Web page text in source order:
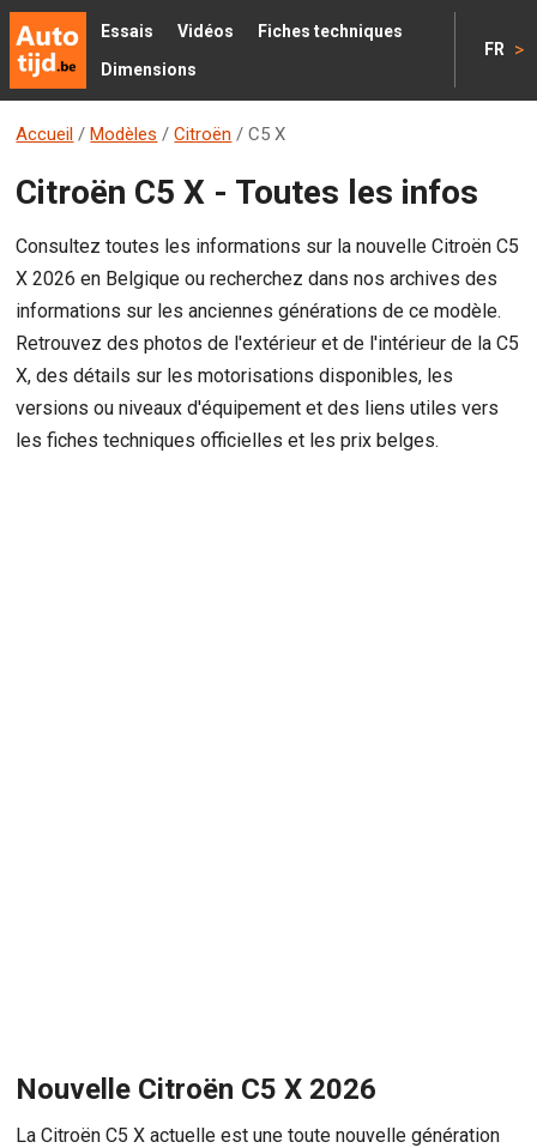
Essais Vidéos
Fiches techniques
Dimensions
FR >
Accueil / Modèles / Citroën / C5 X
Citroën C5 X - Toutes les infos
Consultez toutes les informations sur la nouvelle Citroën C5
X 2026 en Belgique ou recherchez dans nos archives des
informations sur les anciennes générations de ce modèle.
Retrouvez des photos de l'extérieur et de l'intérieur de la C5
X, des détails sur les motorisations disponibles, les
versions ou niveaux d'équipement et des liens utiles vers
les fiches techniques officielles et les prix belges.
Nouvelle Citroën C5 X 2026
La Citroën C5 X actuelle est une toute nouvelle génération